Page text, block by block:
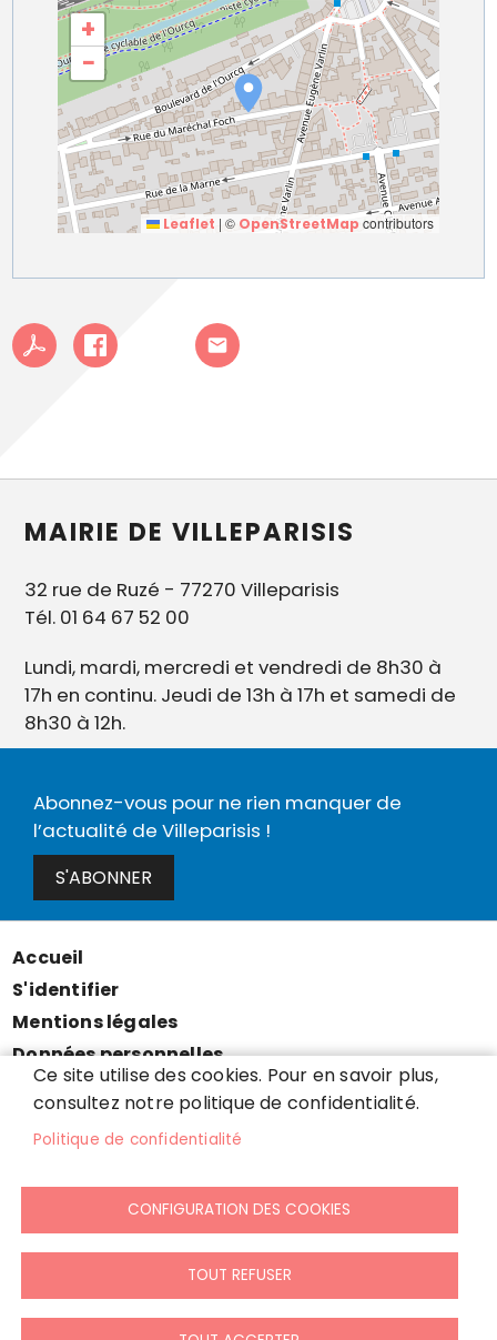
+
−
Leaflet | © OpenStreetMap contributors
MAIRIE DE VILLEPARISIS
32 rue de Ruzé - 77270 Villeparisis
Tél. 01 64 67 52 00
Lundi, mardi, mercredi et vendredi de 8h30 à
17h en continu. Jeudi de 13h à 17h et samedi de
8h30 à 12h.
Abonnez-vous pour ne rien manquer de
l’actualité de Villeparisis !
S'ABONNER
Menu
Pied
de
page
Accueil
S'identifier
Mentions légales
Données personnelles
Accessibilité : partiellement conforme
Contact
Presse
Ce site utilise des cookies. Pour en savoir plus,
consultez notre politique de confidentialité.
Politique de confidentialité
CONFIGURATION DES COOKIES
TOUT REFUSER